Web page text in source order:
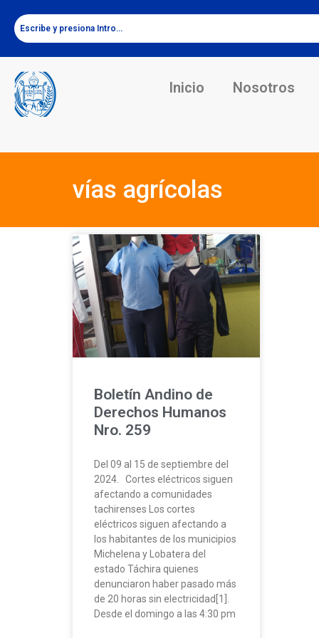
Inicio Nosotros
vías agrícolas
Boletín Andino de
Derechos Humanos
Nro. 259
Del 09 al 15 de septiembre del
2024. Cortes eléctricos siguen
afectando a comunidades
tachirenses Los cortes
eléctricos siguen afectando a
los habitantes de los municipios
Michelena y Lobatera del
estado Táchira quienes
denunciaron haber pasado más
de 20 horas sin electricidad[1].
Desde el domingo a las 4:30 pm